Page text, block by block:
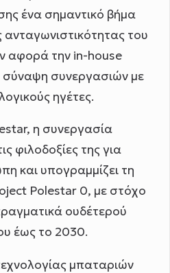
ένα σημαντικό βήμα
ανταγωνιστικότητας του
αφορά την in-house
σύναψη συνεργασιών με
ηγέτες.
η συνεργασία
φιλοδοξίες της για
και υπογραμμίζει τη
Polestar 0, με στόχο
ουδέτερού
έως το 2030.
μπαταριών